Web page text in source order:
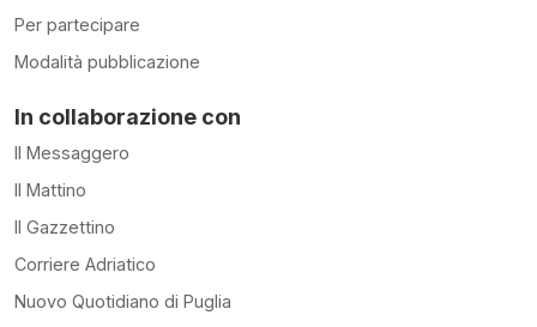
Per partecipare
Modalità pubblicazione
In collaborazione con
Il Messaggero
Il Mattino
Il Gazzettino
Corriere Adriatico
Nuovo Quotidiano di Puglia